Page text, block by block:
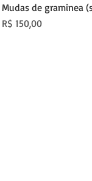
Visualização
Mudas de graminea
Preço
R$ 150,00